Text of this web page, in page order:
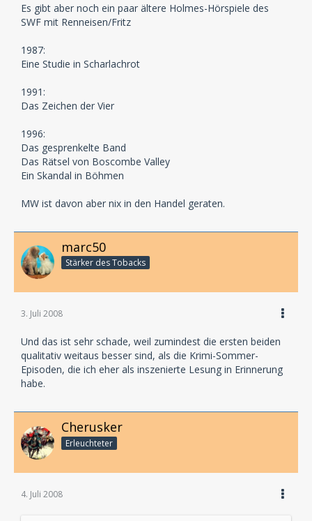
Es gibt aber noch ein paar ältere Holmes-Hörspiele des
SWF mit Renneisen/Fritz
1987:
Eine Studie in Scharlachrot
1991:
Das Zeichen der Vier
1996:
Das gesprenkelte Band
Das Rätsel von Boscombe Valley
Ein Skandal in Böhmen
MW ist davon aber nix in den Handel geraten.
marc50
Stärker des Tobacks
3. Juli 2008
Und das ist sehr schade, weil zumindest die ersten beiden
qualitativ weitaus besser sind, als die Krimi-Sommer-
Episoden, die ich eher als inszenierte Lesung in Erinnerung
habe.
Cherusker
Erleuchteter
4. Juli 2008